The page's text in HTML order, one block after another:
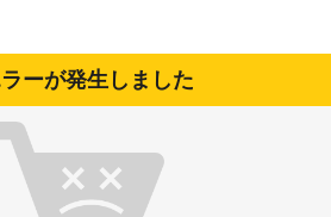
ーが発生しました